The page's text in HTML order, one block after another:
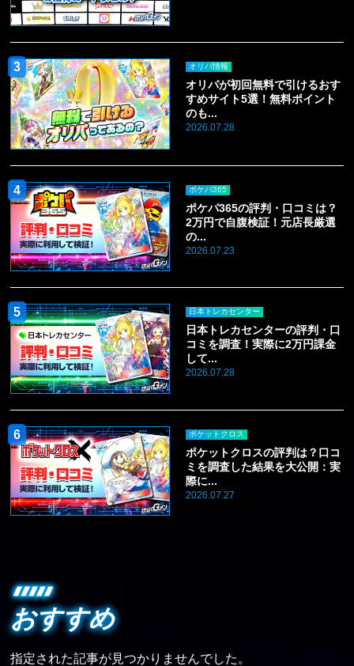
オリパ情報
オリパが初回無料で引けるおす
すめサイト5選！無料ポイント
のも...
2026.07.28
ポケパ365
ポケパ365の評判・口コミは？
2万円で自腹検証！元店長厳選
の...
2026.07.23
日本トレカセンター
日本トレカセンターの評判・口
コミを調査！実際に2万円課金
して...
2026.07.28
ポケットクロス
ポケットクロスの評判は？口コ
ミを調査した結果を大公開：実
際に...
2026.07.27
おすすめ
指定された記事が見つかりませんでした。